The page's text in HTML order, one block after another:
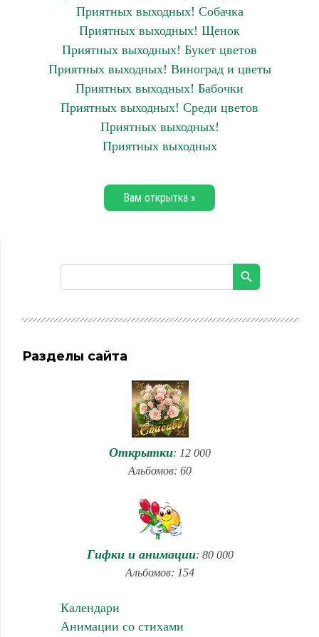
Приятных выходных! Собачка
Приятных выходных! Щенок
Приятных выходных! Букет цветов
Приятных выходных! Виноград и цветы
Приятных выходных! Бабочки
Приятных выходных! Среди цветов
Приятных выходных!
Приятных выходных
Вам открытка »
Разделы сайта
Открытки: 12 000
Альбомов: 60
Гифки и анимации: 80 000
Альбомов: 154
Календари
Анимации со стихами